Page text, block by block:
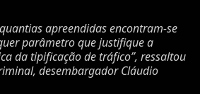
apreendidas encontram-se
parâmetro que justifique a
da tipificação de tráfico”, ressaltou
desembargador Cláudio